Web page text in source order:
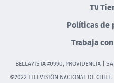
TV
Políticas de
Trabaja
BELLAVISTA #0990, PROVIDENCIA |
©2022 TELEVISIÓN NACIONAL DE CHILE.